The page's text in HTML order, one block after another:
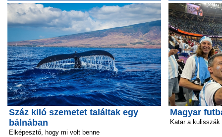
Száz kiló szemetet találtak egy
bálnában
Elképesztő, hogy mi volt benne
Magyar
Katar a